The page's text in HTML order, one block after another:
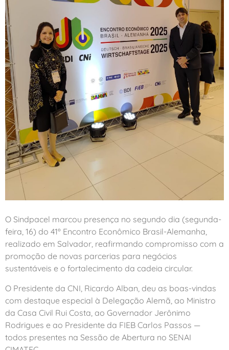
O Sindpacel marcou presença no segundo dia (segunda-
feira, 16) do 41º Encontro Econômico Brasil-Alemanha,
realizado em Salvador, reafirmando compromisso com a
promoção de novas parcerias para negócios
sustentáveis e o fortalecimento da cadeia circular.
O Presidente da CNI, Ricardo Alban, deu as boas-vindas
com destaque especial à Delegação Alemã, ao Ministro
da Casa Civil Rui Costa, ao Governador Jerônimo
Rodrigues e ao Presidente da FIEB Carlos Passos —
todos presentes na Sessão de Abertura no SENAI